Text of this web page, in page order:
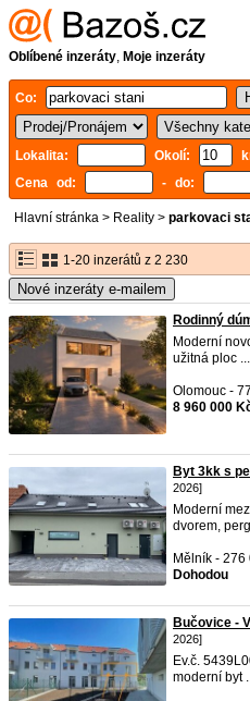
Oblíbené inzeráty, Moje inzeráty
Co:
Lokalita: Okolí:
Cena od:
- do:
Hlavní stránka > Reality > parkovaci
1-20 inzerátů z 2 230
Nové inzeráty e-mailem
Rodinný
Moderní
užitná ploc ...
Olomouc -
8 960 000
Byt 3kk s
2026]
Moderní
dvorem,
Mělník - 276
Dohodou
Bučovice -
2026]
Ev.č.
moderní byt